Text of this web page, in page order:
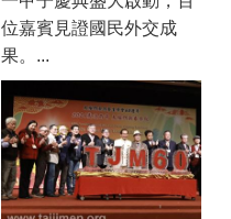
位嘉賓見證國民外交成
果。...